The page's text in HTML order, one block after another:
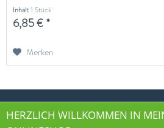
Inhalt1 Stück
6,85 € *
Merken
HERZLICH WILLKOMMEN IN